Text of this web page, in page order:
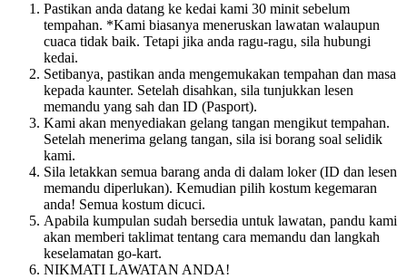
Pastikan anda datang ke kedai kami 30 minit sebelum
tempahan. *Kami biasanya meneruskan lawatan walaupun
cuaca tidak baik. Tetapi jika anda ragu-ragu, sila hubungi
kedai.
Setibanya, pastikan anda mengemukakan tempahan dan masa
kepada kaunter. Setelah disahkan, sila tunjukkan lesen
memandu yang sah dan ID (Pasport).
Kami akan menyediakan gelang tangan mengikut tempahan.
Setelah menerima gelang tangan, sila isi borang soal selidik
kami.
Sila letakkan semua barang anda di dalam loker (ID dan lesen
memandu diperlukan). Kemudian pilih kostum kegemaran
anda! Semua kostum dicuci.
Apabila kumpulan sudah bersedia untuk lawatan, pandu kami
akan memberi taklimat tentang cara memandu dan langkah
keselamatan go-kart.
NIKMATI LAWATAN ANDA!